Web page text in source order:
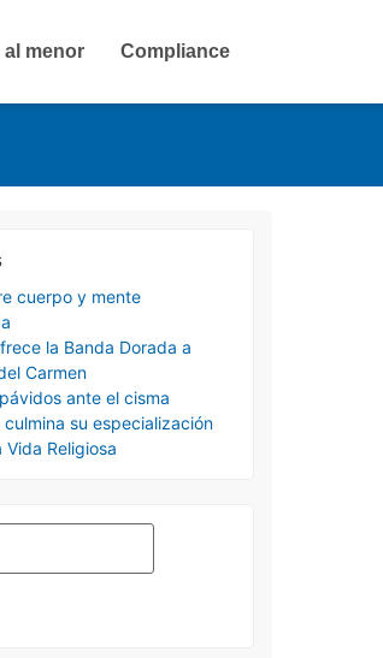
al menor Compliance
cuerpo y mente
la Banda Dorada a
Carmen
ante el cisma
culmina su especialización
Religiosa